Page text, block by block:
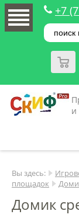
+7
и
Вы здесь:
площадок
Домик